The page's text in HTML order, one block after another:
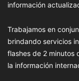
información
Trabajamos en
brindando servicios
flashes de 2 minutos
la información